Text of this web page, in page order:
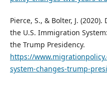
Pierce, S., & Bolter, J.
the U.S. Immigration
the Trump Presidency.
https://
system-changes-trump-